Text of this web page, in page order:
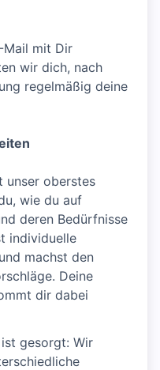
Mail mit Dir
wir dich, nach
regelmäßig deine
unser oberstes
wie du auf
deren Bedürfnisse
individuelle
machst den
Deine
dir dabei
gesorgt: Wir